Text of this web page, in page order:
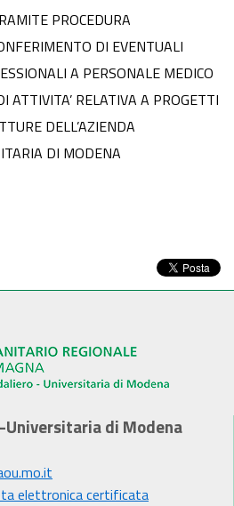
DELL’AZIENDA
DI MODENA
PROCEDURA
DI EVENTUALI
A PERSONALE MEDICO
ATTIVITA’ RELATIVA A PROGETTI
DELL’AZIENDA
DI MODENA
di Modena
elettronica certificata